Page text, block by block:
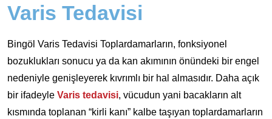
Varis Tedavisi
Bingöl Varis Tedavisi Toplardamarların, fonksiyonel
bozuklukları sonucu ya da kan akımının önündeki bir engel
nedeniyle genişleyerek kıvrımlı bir hal almasıdır. Daha açık
bir ifadeyle Varis tedavisi, vücudun yani bacakların alt
kısmında toplanan “kirli kanı” kalbe taşıyan toplardamarların